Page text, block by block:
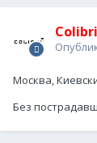
Colibri
Москва,
Без